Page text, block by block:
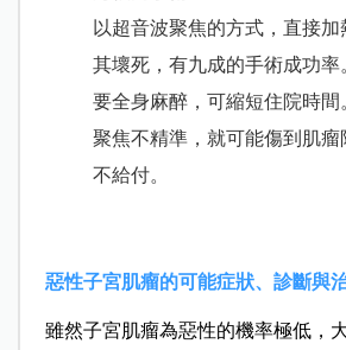
以超音波聚焦的方式，直接
其壞死，有九成的手術成功率
要全身麻醉，可縮短住院時間
聚焦不精準，就可能傷到肌瘤
不給付。
惡性子宮肌瘤的可能症狀、診斷與
雖然子宮肌瘤為惡性的機率極低，